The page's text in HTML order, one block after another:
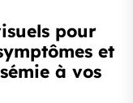
pour
et
à vos